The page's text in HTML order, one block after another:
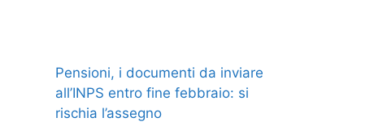
Pensioni, i documenti da inviare
all’INPS entro fine febbraio: si
rischia l’assegno